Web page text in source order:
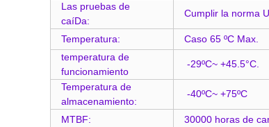
Las pruebas de
caíDa:
Cumplir la norma
Temperatura:
Caso 65 ºC Max.
temperatura de
funcionamiento
-29ºC~ +45.5°C.
Temperatura de
almacenamiento:
-40ºC~ +75ºC
MTBF:
30000 horas de